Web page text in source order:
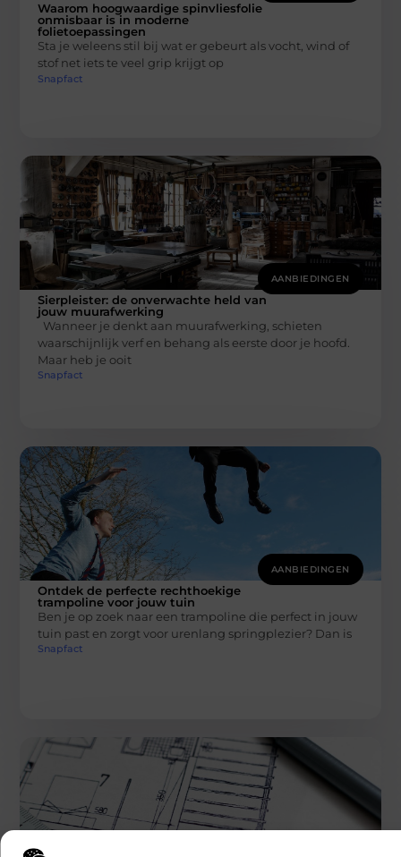
Waarom hoogwaardige spinvliesfolie
onmisbaar is in moderne
folietoepassingen
Sta je weleens stil bij wat er gebeurt als vocht, wind of
stof net iets te veel grip krijgt op
Snapfact
AANBIEDINGEN
Sierpleister: de onverwachte held van
jouw muurafwerking
Wanneer je denkt aan muurafwerking, schieten
waarschijnlijk verf en behang als eerste door je hoofd.
Maar heb je ooit
Snapfact
AANBIEDINGEN
Ontdek de perfecte rechthoekige
trampoline voor jouw tuin
Ben je op zoek naar een trampoline die perfect in jouw
tuin past en zorgt voor urenlang springplezier? Dan is
Snapfact